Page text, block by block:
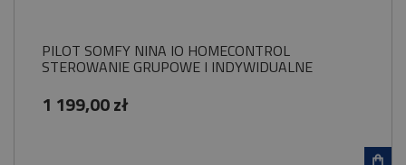
PILOT SOMFY NINA IO HOMECONTROL
STEROWANIE GRUPOWE I INDYWIDUALNE
1 199,00 zł